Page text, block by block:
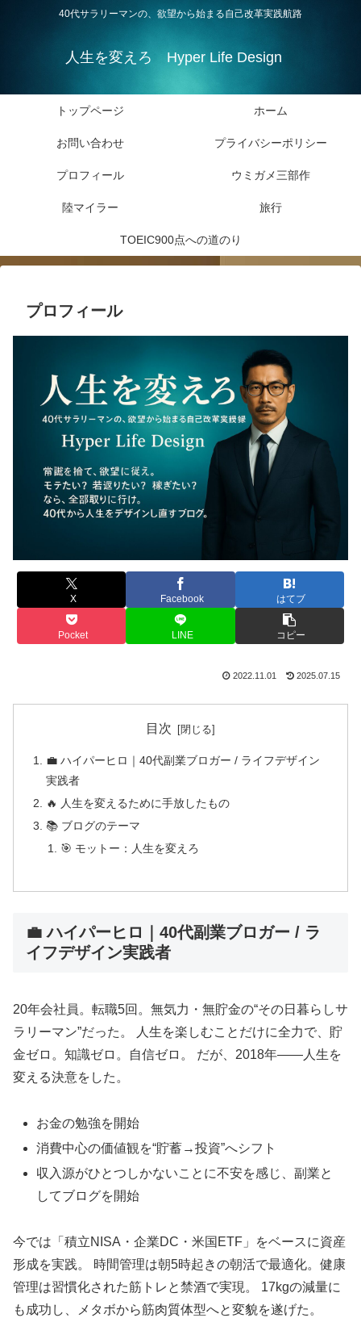
40代サラリーマンの、欲望から始まる自己改革実践航路
人生を変えろ Hyper Life Design
トップページ ホーム
お問い合わせ プライバシーポリシー
プロフィール ウミガメ三部作
陸マイラー 旅行
TOEIC900点への道のり
プロフィール
X Facebook はてブ
Pocket LINE コピー
2022.11.01 2025.07.15
目次
💼 ハイパーヒロ｜40代副業ブロガー / ライフデザイン
実践者
🔥 人生を変えるために手放したもの
📚 ブログのテーマ
🎯 モットー：人生を変えろ
💼 ハイパーヒロ｜40代副業ブロガー / ラ
イフデザイン実践者
20年会社員。転職5回。無気力・無貯金の“その日暮らしサ
ラリーマン”だった。 人生を楽しむことだけに全力で、貯
金ゼロ。知識ゼロ。自信ゼロ。 だが、2018年――人生を
変える決意をした。
お金の勉強を開始
消費中心の価値観を“貯蓄→投資”へシフト
収入源がひとつしかないことに不安を感じ、副業と
してブログを開始
今では「積立NISA・企業DC・米国ETF」をベースに資産
形成を実践。 時間管理は朝5時起きの朝活で最適化。健康
管理は習慣化された筋トレと禁酒で実現。 17kgの減量に
も成功し、メタボから筋肉質体型へと変貌を遂げた。